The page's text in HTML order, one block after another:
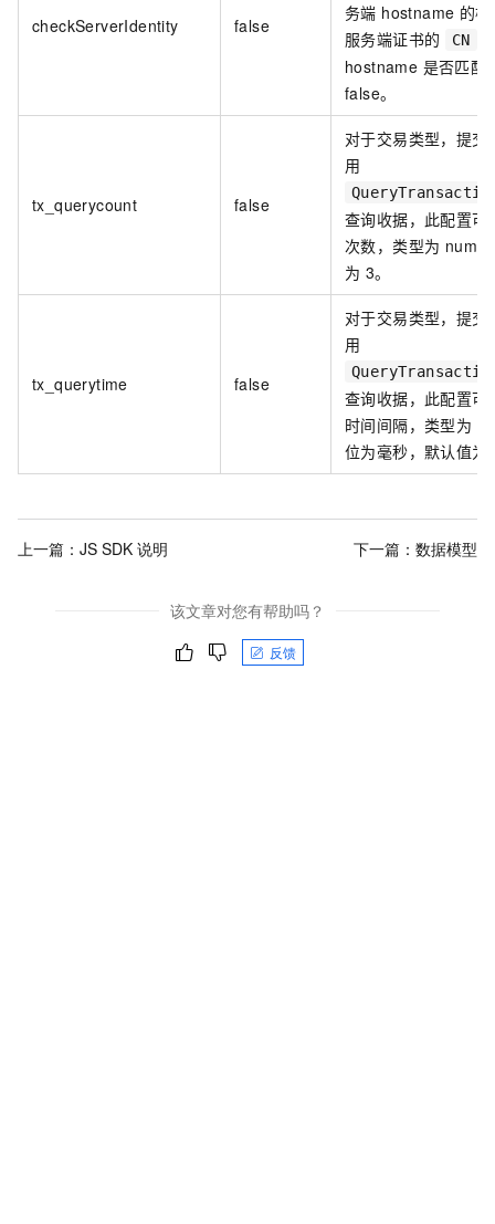
checkServerIdentity false
务端 hostname 的
服务端证书的
CN
hostname 是否匹配
false。
tx_querycount false
对于交易类型，提交
用
查询收据，此配置可
次数，类型为
为 3。
tx_querytime false
对于交易类型，提交
用
查询收据，此配置可
时间间隔，类型为
位为毫秒，默认值为
上一篇： JS SDK 说明 下一篇： 数据模型
该文章对您有帮助吗？
反馈